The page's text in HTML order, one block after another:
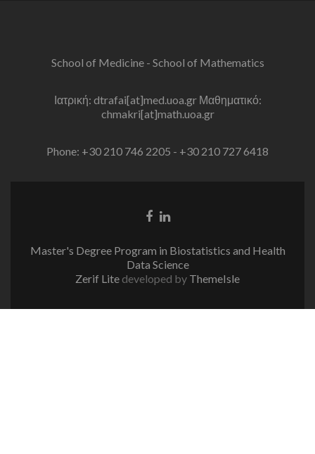
School of Medicine - School of Mathematics
Ιατρική: dtrafai[at]med.uoa.gr Μαθηματικό:
chmakri[at]math.uoa.gr
Phone: +30 210 746 2205 - +30 210 727 6418
Facebook
Linkedin
Master's Degree Program in Biostatistics and Health
Data Science
Zerif Lite developed by ThemeIsle